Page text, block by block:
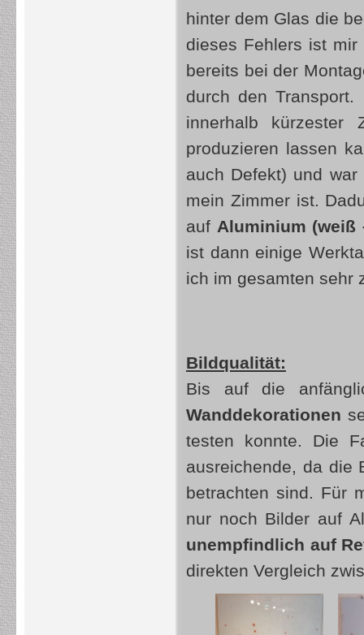
hinter dem Glas die
dieses Fehlers ist
bereits bei der
durch den
innerhalb
produzieren lassen
auch Defekt) und
mein Zimmer ist.
auf Aluminium (weiß
ist dann einige
ich im gesamten sehr
Bildqualität:
Bis auf die
Wanddekorationen
testen konnte. Die
ausreichende, da die
betrachten sind. Für
nur noch Bilder auf
unempfindlich auf
direkten Vergleich